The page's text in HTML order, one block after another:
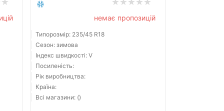
немає пропозицій
Типорозмір: 235/45 R18
Сезон: зимова
Індекс швидкості: V
Посиленість:
Рік виробництва:
Країна:
Всі магазини: ()